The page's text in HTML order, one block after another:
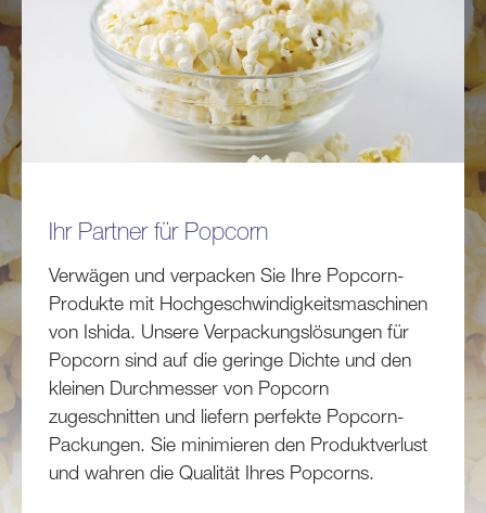
Ihr Partner für Popcorn
Verwägen und verpacken Sie Ihre Popcorn-
Produkte mit Hochgeschwindigkeitsmaschinen
von Ishida. Unsere Verpackungslösungen für
Popcorn sind auf die geringe Dichte und den
kleinen Durchmesser von Popcorn
zugeschnitten und liefern perfekte Popcorn-
Packungen. Sie minimieren den Produktverlust
und wahren die Qualität Ihres Popcorns.